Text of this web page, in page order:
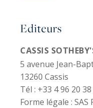
Editeurs
CASSIS
5 avenue Jean-
13260 Cassis
Tél : +33 4 96 20
Forme légale : SAS